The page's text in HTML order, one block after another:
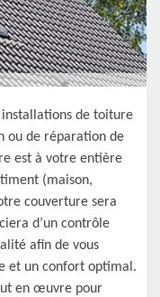
installations de toiture
ou de réparation de
est à votre entière
(maison,
couverture sera
d’un contrôle
afin de vous
et un confort optimal.
en œuvre pour